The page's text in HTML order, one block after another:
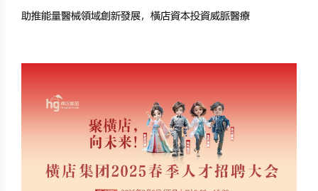
助推能量醫械領域創新發展，橫店資本投資威脈醫療